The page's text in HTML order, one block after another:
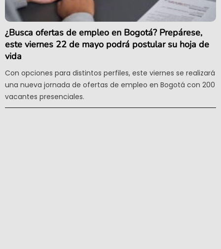
¿Busca ofertas de empleo en Bogotá? Prepárese,
este viernes 22 de mayo podrá postular su hoja de
vida
Con opciones para distintos perfiles, este viernes se realizará
una nueva jornada de ofertas de empleo en Bogotá con 200
vacantes presenciales.